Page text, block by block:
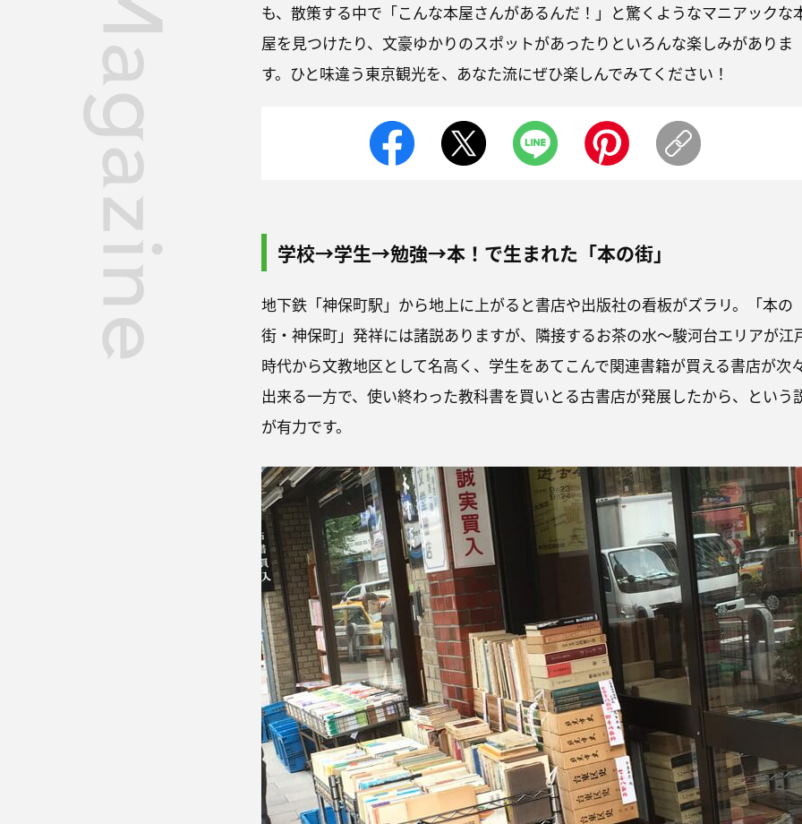
も、散策する中で「こんな本屋さんがあるんだ！」と驚くようなマニアックな
屋を見つけたり、文豪ゆかりのスポットがあったりといろんな楽しみがありま
す。ひと味違う東京観光を、あなた流にぜひ楽しんでみてください！
学校→学生→勉強→本！で生まれた「本の街」
地下鉄「神保町駅」から地上に上がると書店や出版社の看板がズラリ。「本の
街・神保町」発祥には諸説ありますが、隣接するお茶の水～駿河台エリアが江
時代から文教地区として名高く、学生をあてこんで関連書籍が買える書店が次
出来る一方で、使い終わった教科書を買いとる古書店が発展したから、という
が有力です。